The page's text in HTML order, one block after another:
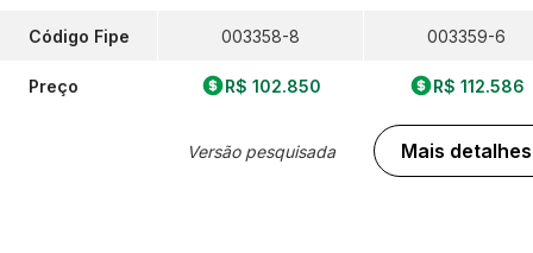
Código Fipe
Preço
003358-8
R$ 102.850
Versão pesquisada
003359-6
R$ 112.586
Mais detalhes